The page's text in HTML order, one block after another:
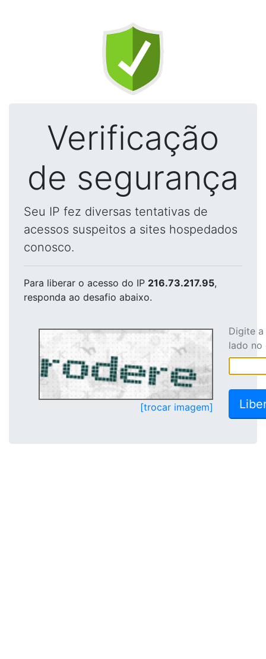
Verificação
de segurança
Seu IP fez diversas tentativas de
acessos suspeitos a sites hospedados
conosco.
Para liberar o acesso do IP 216.73.217.95,
responda ao desafio abaixo.
[trocar imagem]
Digite
lado no